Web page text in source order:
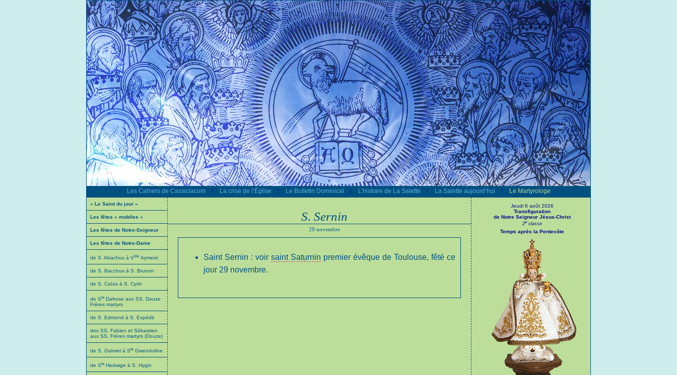
| Les Cahiers de Cassiciacum | La crise de l’Église | Le Bulletin Dominical | L’histoire de La Salette | La Salette aujourd’hui | Le Martyrologe |
« Le Saint du jour »
Les fêtes « mobiles »
Les fêtes de Notre-Seigneur
Les fêtes de Notre-Dame
de S. Abachus à Vble Aymeric
de S. Bacchus à S. Brunon
de S. Caïus à S. Cyrin
de Ste Dafrose aux SS. Douze
Frères martyrs
de S. Edmond à S. Expédit
des SS. Fabien et Sébastien
aux SS. Frères martyrs (Douze)
de S. Gabriel à Ste Gwendoline
de Ste Hedwige à S. Hygin
S. Sernin
29 novembre
Saint Sernin : voir saint Saturnin premier évêque de Toulouse, fêté ce
jour 29 novembre.
Jeudi 6 août 2026
Transfiguration
de Notre Seigneur Jésus-Christ
2eclasse
Temps après la Pentecôte